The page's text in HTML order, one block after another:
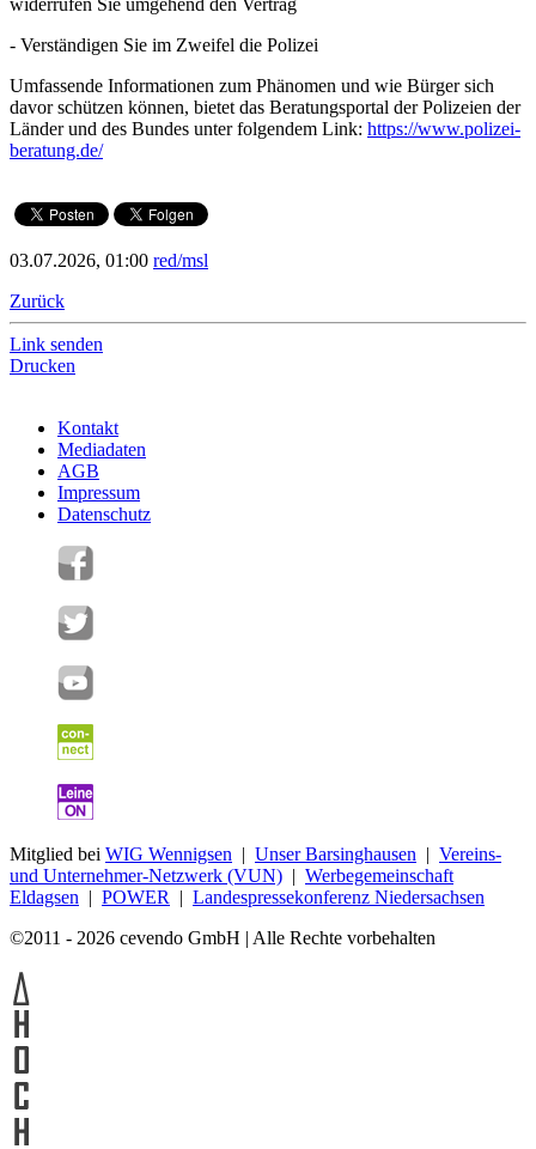
widerrufen Sie umgehend den Vertrag
- Verständigen Sie im Zweifel die Polizei
Umfassende Informationen zum Phänomen und wie Bürger sich
davor schützen können, bietet das Beratungsportal der Polizeien der
Länder und des Bundes unter folgendem Link: https://www.polizei-
beratung.de/
03.07.2026, 01:00 red/msl
Zurück
Link senden
Drucken
Kontakt
Mediadaten
AGB
Impressum
Datenschutz
Mitglied bei WIG Wennigsen | Unser Barsinghausen | Vereins-
und Unternehmer-Netzwerk (VUN) | Werbegemeinschaft
Eldagsen | POWER | Landespressekonferenz Niedersachsen
©2011 - 2026 cevendo GmbH | Alle Rechte vorbehalten